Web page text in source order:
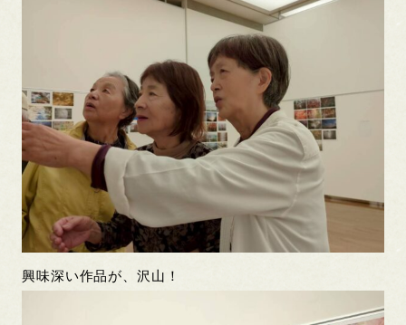
興味深い作品が、沢山！